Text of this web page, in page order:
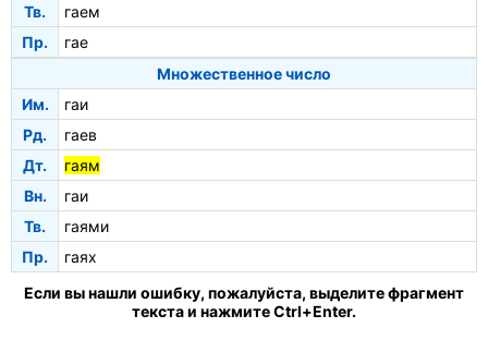
Тв.
гаем
Пр.
гае
Множественное число
Им.
гаи
Рд.
гаев
Дт.
гаям
Вн.
гаи
Тв.
гаями
Пр.
гаях
Если вы нашли ошибку, пожалуйста, выделите фрагмент
текста и нажмите Ctrl+Enter.